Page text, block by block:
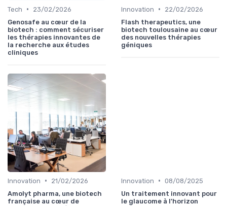
Tech •
23/02/2026
Genosafe au cœur de la
biotech : comment sécuriser
les thérapies innovantes de
la recherche aux études
cliniques
Innovation •
22/02/2026
Flash therapeutics, une
biotech toulousaine au cœur
des nouvelles thérapies
géniques
Innovation •
21/02/2026
Amolyt pharma, une biotech
française au cœur de
Innovation • 08/08/2025
Un traitement innovant pour
le glaucome à l'horizon